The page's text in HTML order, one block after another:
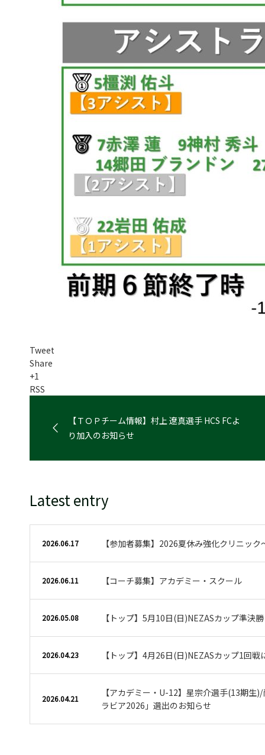
Tweet
Share
+1
RSS
【ＴＯＰチーム情報】村上 遼真選手 HCS FCよ
り加入のお知らせ
Latest entry
2026.06.17 【参加者募集】2026夏休み強化クリニッ
2026.06.11 【コーチ募集】アカデミー・スクール
2026.05.08 【トップ】5月10日(日)NEZASカップ準決
2026.04.23 【トップ】4月26日(日)NEZASカップ1回戦
2026.04.21
【アカデミー・U-12】星宗介選手(13期生
ラビア2026」選出のお知らせ